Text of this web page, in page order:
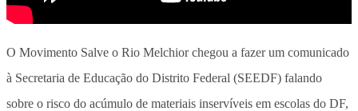
O Movimento Salve o Rio Melchior chegou a fazer um comunicado
à Secretaria de Educação do Distrito Federal (SEEDF) falando
sobre o risco do acúmulo de materiais inservíveis em escolas do DF,